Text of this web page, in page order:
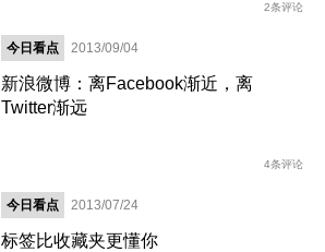
2条评论
今日看点 2013/09/04
新浪微博：离Facebook渐近，离
Twitter渐远
4条评论
今日看点 2013/07/24
标签比收藏夹更懂你